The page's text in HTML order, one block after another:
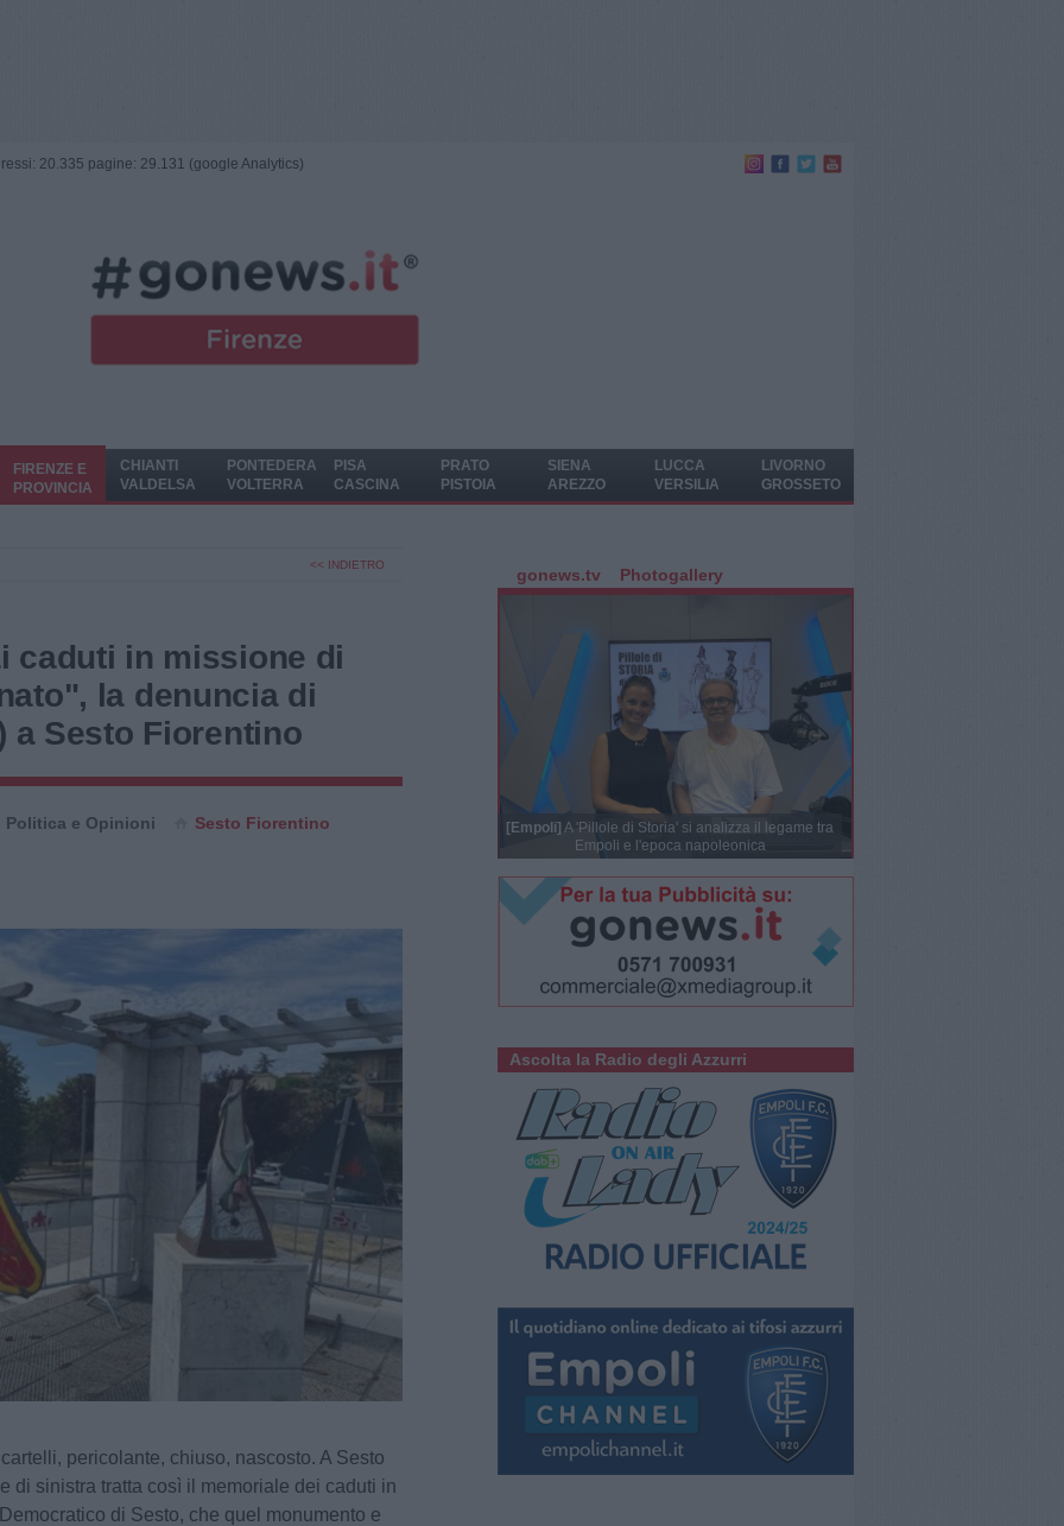
20.335 pagine: 29.131 (google Analytics)
FIRENZE E
PROVINCIA
CHIANTI
VALDELSA
PONTEDERA
VOLTERRA
PISA
CASCINA
PRATO
PISTOIA
SIENA
AREZZO
LUCCA
VERSILIA
LIVORNO
GROSSETO
<< INDIETRO
caduti in missione di
la denuncia di
a Sesto Fiorentino
Politica e Opinioni Sesto Fiorentino
pericolante, chiuso, nascosto. A Sesto
di sinistra tratta così il memoriale dei caduti in
di Sesto, che quel monumento e
gonews.tv Photogallery
[Empoli] A 'Pillole di Storia' si analizza il legame tra
Empoli e l'epoca napoleonica
Ascolta la Radio degli Azzurri